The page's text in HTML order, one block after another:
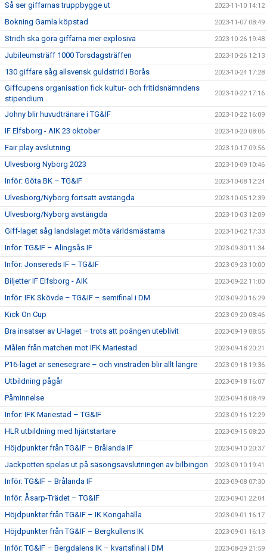
Så ser giffarnas truppbygge ut 2023-11-10 14:12
Bokning Gamla köpstad 2023-11-07 08:49
Stridh ska göra giffarna mer explosiva 2023-10-26 19:48
Jubileumsträff 1000 Torsdagsträffen 2023-10-26 12:13
130 giffare såg allsvensk guldstrid i Borås 2023-10-24 17:28
Giffcupens organisation fick kultur- och fritidsnämndens
stipendium
2023-10-22 17:16
Johny blir huvudtränare i TG&IF 2023-10-22 16:09
IF Elfsborg - AIK 23 oktober 2023-10-20 08:06
Fair play avslutning 2023-10-17 09:56
Ulvesborg Nyborg 2023 2023-10-09 10:46
Inför: Göta BK – TG&IF 2023-10-08 12:24
Ulvesborg/Nyborg fortsatt avstängda 2023-10-05 12:39
Ulvesborg/Nyborg avstängda 2023-10-03 12:09
Giff-laget såg landslaget möta världsmästarna 2023-10-02 17:33
Inför: TG&IF – Alingsås IF 2023-09-30 11:34
Inför: Jonsereds IF – TG&IF 2023-09-23 10:00
Biljetter IF Elfsborg - AIK 2023-09-22 11:00
Inför: IFK Skövde – TG&IF – semifinal i DM 2023-09-20 16:29
Kick On Cup 2023-09-20 08:46
Bra insatser av U-laget – trots att poängen uteblivit 2023-09-19 08:55
Målen från matchen mot IFK Mariestad 2023-09-18 20:21
P16-laget är seriesegrare – och vinstraden blir allt längre 2023-09-18 19:36
Utbildning pågår 2023-09-18 16:07
Påminnelse 2023-09-18 08:49
Inför: IFK Mariestad – TG&IF 2023-09-16 12:29
HLR utbildning med hjärtstartare 2023-09-15 08:20
Höjdpunkter från TG&IF – Brålanda IF 2023-09-10 20:37
Jackpotten spelas ut på säsongsavslutningen av bilbingon 2023-09-10 19:41
Inför: TG&IF – Brålanda IF 2023-09-08 07:30
Inför: Åsarp-Trädet – TG&IF 2023-09-01 22:04
Höjdpunkter från TG&IF – IK Kongahälla 2023-09-01 16:17
Höjdpunkter från TG&IF – Bergkullens IK 2023-09-01 16:13
Inför: TG&IF – Bergdalens IK – kvartsfinal i DM 2023-08-29 21:59